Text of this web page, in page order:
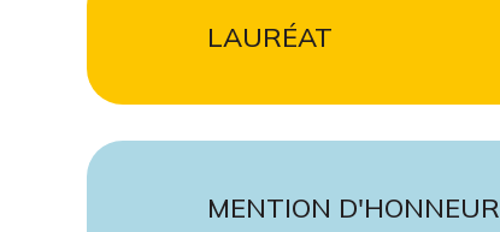
LAURÉAT
MENTION D'HONNEUR